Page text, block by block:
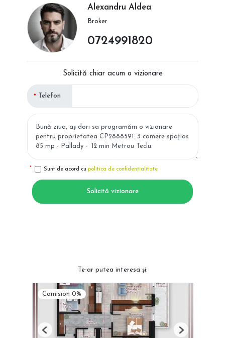
Alexandru Aldea
Broker
0724991820
Solicită chiar acum o vizionare
Telefon
Sunt de acord cu politica de confidențialitate
Solicită vizionare
Te-ar putea interesa și:
Comision 0%
Previous Next